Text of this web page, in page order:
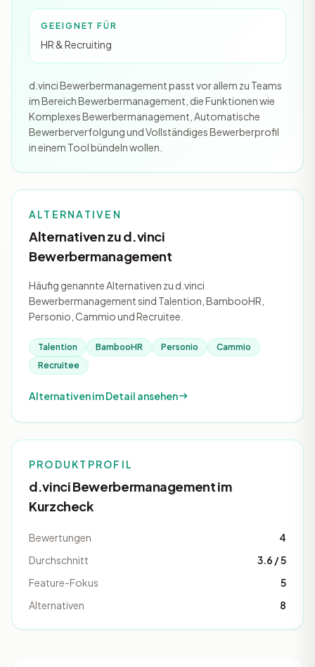
GEEIGNET FÜR
HR & Recruiting
d.vinci Bewerbermanagement passt vor allem zu Teams
im Bereich Bewerbermanagement, die Funktionen wie
Komplexes Bewerbermanagement, Automatische
Bewerberverfolgung und Vollständiges Bewerberprofil
in einem Tool bündeln wollen.
ALTERNATIVEN
Alternativen zu d.vinci
Bewerbermanagement
Häufig genannte Alternativen zu d.vinci
Bewerbermanagement sind Talention, BambooHR,
Personio, Cammio und Recruitee.
Talention BambooHR Personio
Cammio
Recruitee
Alternativen im Detail ansehen
PRODUKTPROFIL
d.vinci Bewerbermanagement im
Kurzcheck
Bewertungen
4
Durchschnitt
3.6 / 5
Feature-Fokus
5
Alternativen
8